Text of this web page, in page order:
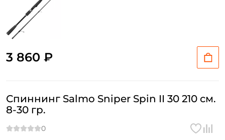
3 860 ₽
Спиннинг Salmo Sniper Spin II 30 210 см.
8-30 гр.